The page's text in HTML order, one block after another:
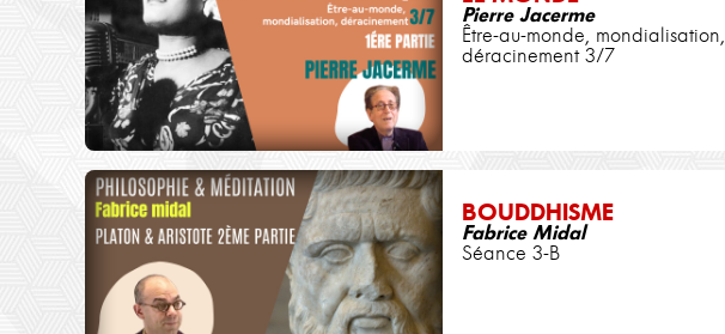
Pierre Jacerme
Être-au-monde, mondialisation,
déracinement 3/7
BOUDDHISME
Fabrice Midal
Séance 3-B